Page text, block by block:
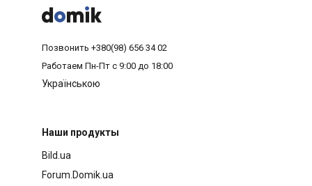



Позвонить +380(98) 656 34 02
Работаем Пн-Пт с 9:00 до 18:00
Українською
Наши продукты
Bild.ua
Forum.Domik.ua